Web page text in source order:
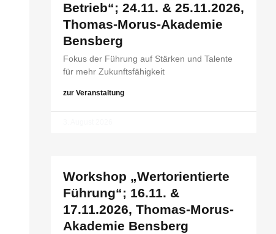
Betrieb“; 24.11. & 25.11.2026,
Thomas-Morus-Akademie
Bensberg
Fokus der Führung auf Stärken und Talente
für mehr Zukunftsfähigkeit
zur Veranstaltung
Workshop „Wertorientierte
Führung“; 16.11. &
17.11.2026, Thomas-Morus-
Akademie Bensberg